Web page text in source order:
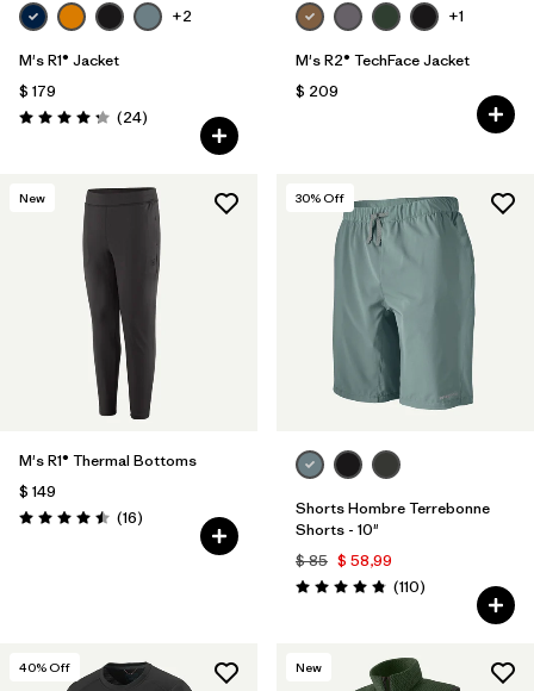
+2
M's R1® Jacket
$ 179
Valoración: 4.3 / 5
(24Comentarios
)
+1
M's R2® TechFace Jacket
$ 209
New
M's R1® Thermal Bottoms
$ 149
Valoración: 4.5 / 5
(16Comentarios
)
30% Off
Shorts Hombre Terrebonne
Shorts - 10"
$ 85 $ 58,99
Valoración: 4.8 / 5
(110Comentarios
)
40% Off New